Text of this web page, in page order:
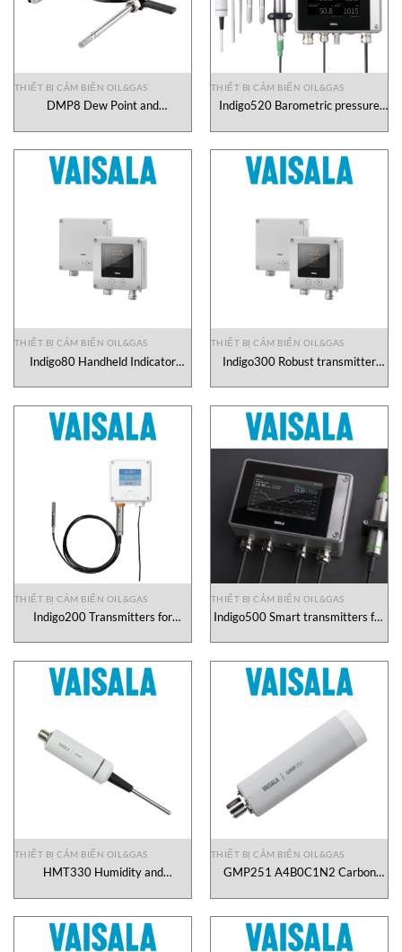
THIẾT BỊ CẢM BIẾN OIL&GAS
DMP8 Dew Point and
Vietnam
THIẾT BỊ CẢM BIẾN OIL&GAS
Indigo520 Barometric pressure
THIẾT BỊ CẢM BIẾN OIL&GAS
Indigo80 Handheld Indicator
THIẾT BỊ CẢM BIẾN OIL&GAS
Indigo300 Robust transmitter
Vaisala Vietnam
THIẾT BỊ CẢM BIẾN OIL&GAS
Indigo200 Transmitters for
Vietnam
THIẾT BỊ CẢM BIẾN OIL&GAS
Indigo500 Smart transmitters for
THIẾT BỊ CẢM BIẾN OIL&GAS
HMT330 Humidity and
Vietnam
THIẾT BỊ CẢM BIẾN OIL&GAS
GMP251 A4B0C1N2 Carbon